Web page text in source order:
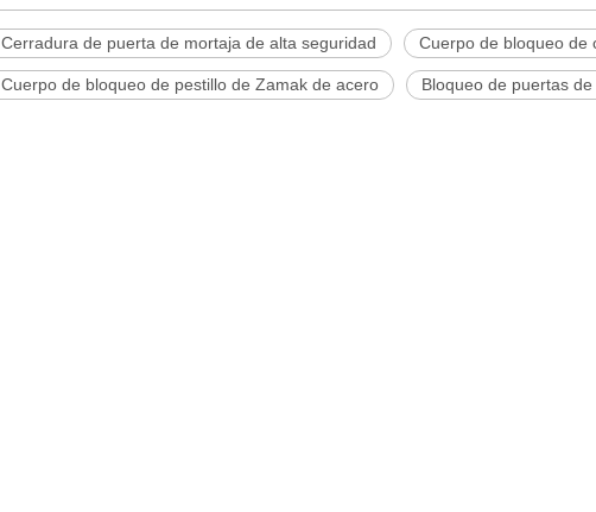
Cerradura de puerta de mortaja de alta seguridad Cuerpo de bloqueo de
Cuerpo de bloqueo de pestillo de Zamak de acero Bloqueo de puertas